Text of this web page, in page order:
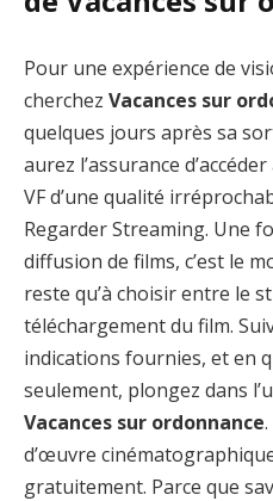
Pour une expérience de
cherchez Vacances sur
quelques jours après sa
aurez l’assurance
VF d’une qualité
Regarder Streaming. Une
diffusion de films, c’est le
reste qu’à choisir entre le
téléchargement du film.
indications fournies, et en
seulement, plongez dans
Vacances sur ordonnance
d’œuvre
gratuitement. Parce que